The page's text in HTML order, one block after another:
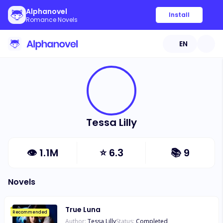
Alphanovel
Romance Novels
Install
EN
Tessa Lilly
👁 1.1M ⭐6.3 📚 9
Novels
Recommended True Luna
Author: Tessa LillyStatus: Completed